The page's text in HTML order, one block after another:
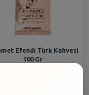
Efendi Türk Kahvesi
100 Gr